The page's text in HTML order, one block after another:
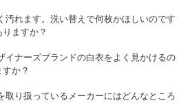
れます。洗い替えで何枚かほしいのです
ますか？
ナーズブランドの白衣をよく見かけるの
か？
り扱っているメーカーにはどんなところ